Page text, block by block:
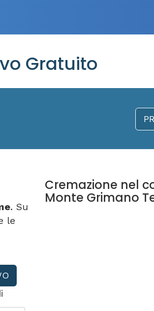
Gratuito
. Su
le
Cremazione nel
Monte Grimano